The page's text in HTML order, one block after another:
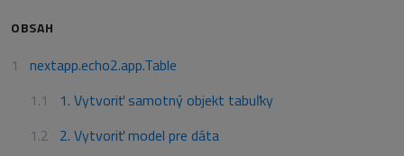
OBSAH
nextapp.echo2.app.Table
1. Vytvoriť samotný objekt tabuľky
2. Vytvoriť model pre dáta